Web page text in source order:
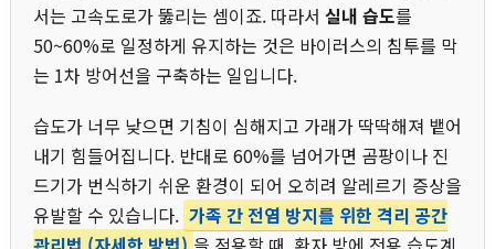
서는 고속도로가 뚫리는 셈이죠. 따라서 실내 습도를
50~60%로 일정하게 유지하는 것은 바이러스의 침투를 막
는 1차 방어선을 구축하는 일입니다.
습도가 너무 낮으면 기침이 심해지고 가래가 딱딱해져 뱉어
내기 힘들어집니다. 반대로 60%를 넘어가면 곰팡이나 진
드기가 번식하기 쉬운 환경이 되어 오히려 알레르기 증상을
유발할 수 있습니다. 가족 간 전염 방지를 위한 격리 공간